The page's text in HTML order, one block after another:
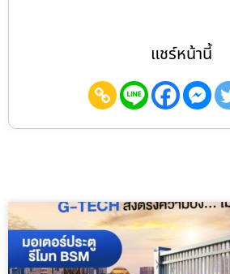
แชร์หน้านี้